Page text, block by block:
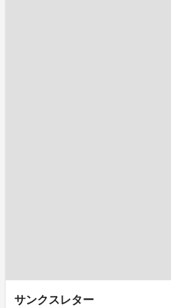
サンクスレター